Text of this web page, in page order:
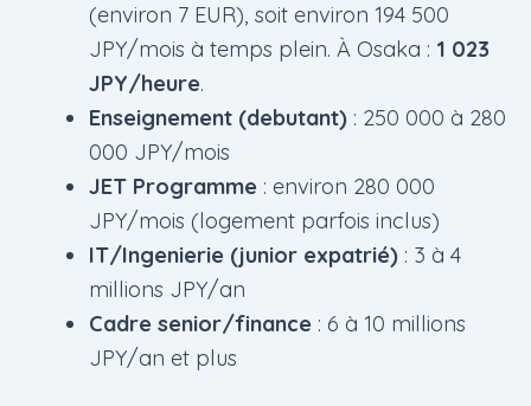
(environ 7 EUR), soit environ 194 500
JPY/mois à temps plein. À Osaka : 1 023
JPY/heure.
Enseignement (debutant): 250 000 à 280
000 JPY/mois
JET Programme: environ 280 000
JPY/mois (logement parfois inclus)
IT/Ingenierie (junior expatrié): 3 à 4
millions JPY/an
Cadre senior/finance: 6 à 10 millions
JPY/an et plus